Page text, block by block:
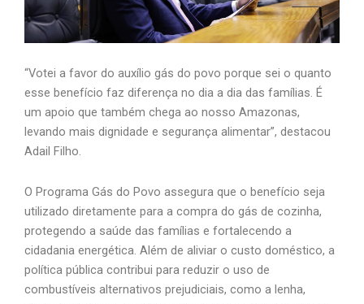
“Votei a favor do auxílio gás do povo porque sei o quanto
esse benefício faz diferença no dia a dia das famílias. É
um apoio que também chega ao nosso Amazonas,
levando mais dignidade e segurança alimentar”, destacou
Adail Filho.
O Programa Gás do Povo assegura que o benefício seja
utilizado diretamente para a compra do gás de cozinha,
protegendo a saúde das famílias e fortalecendo a
cidadania energética. Além de aliviar o custo doméstico, a
política pública contribui para reduzir o uso de
combustíveis alternativos prejudiciais, como a lenha,